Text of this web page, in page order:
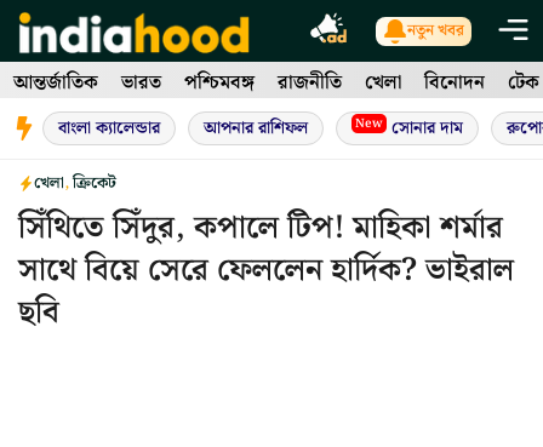
Skip
to
content
নতুন খবর
আন্তর্জাতিক ভারত পশ্চিমবঙ্গ রাজনীতি খেলা বিনোদন টেক
বাংলা ক্যালেন্ডার আপনার রাশিফল New সোনার দাম
খেলা,ক্রিকেট
সিঁথিতে সিঁদুর, কপালে টিপ! মাহিকা শর্মার
সাথে বিয়ে সেরে ফেললেন হার্দিক? ভাইরাল
ছবি